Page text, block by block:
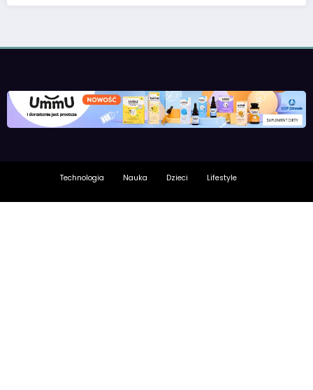
Technologia Nauka Dzieci Lifestyle